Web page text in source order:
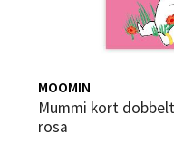
MOOMIN
Mummi kort dobbelt Det er din dag
rosa
Bergen -
Sartorvegen 12,
Åpent i dag 10-21
0 i butikk